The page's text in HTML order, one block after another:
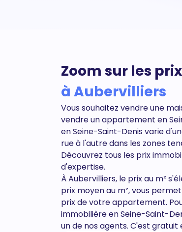
Zoom sur les
à Aubervilliers
Vous souhaitez vendre une
vendre un appartement en
en Seine-Saint-Denis varie
rue à l'autre dans les zones
Découvrez tous les prix
d'expertise.
À Aubervilliers, le prix au m²
prix moyen au m², vous
prix de votre appartement.
immobilière en Seine-Saint-
un de nos agents. C'est